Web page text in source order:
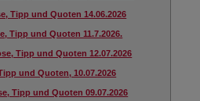
Tipp und Quoten 14.06.2026
Tipp und Quoten 11.7.2026.
Tipp und Quoten 12.07.2026
und Quoten, 10.07.2026
Tipp und Quoten 09.07.2026